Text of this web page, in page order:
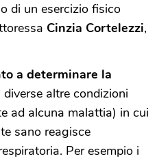
di un esercizio fisico
Cinzia Cortelezzi,
a determinare la
altre condizioni
ad alcuna malattia) in cui
sano reagisce
Per esempio i